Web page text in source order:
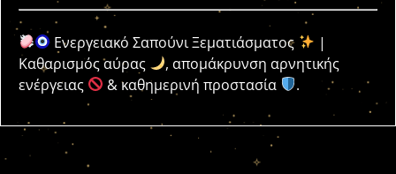
Ενεργειακό Σαπούνι Ξεματιάσματος
|
Καθαρισμός αύρας
, απομάκρυνση αρνητικής
ενέργειας
& καθημερινή προστασία .